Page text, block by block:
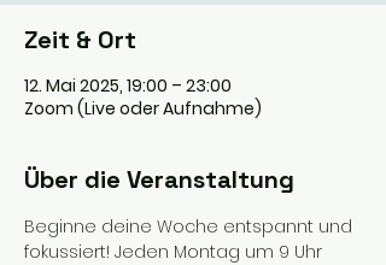
Zeit & Ort
12. Mai 2025, 19:00 – 23:00
Zoom (Live oder Aufnahme)
Über die Veranstaltung
Beginne deine Woche entspannt und
fokussiert! Jeden Montag um 9 Uhr